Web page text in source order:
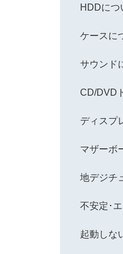
HDDにつ
ケースに
サウンド
CD/DVD
ディスプ
マザーボ
地デジチ
不安定･
起動しな